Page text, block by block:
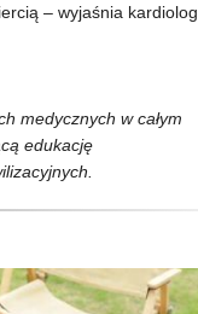
– wyjaśnia
medycznych w całym
edukację